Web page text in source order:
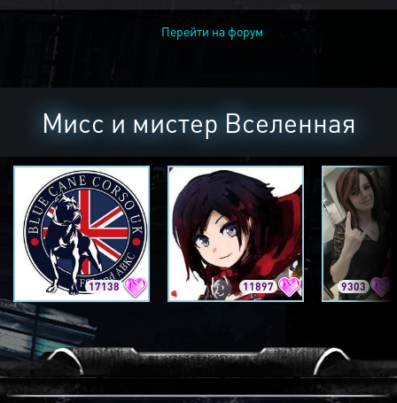
Перейти на форум
Мисс и мистер Вселенная
17138 11897 9303